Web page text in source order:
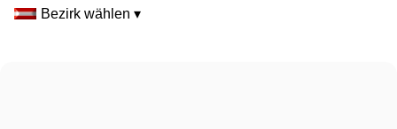
Bezirk wählen ▾